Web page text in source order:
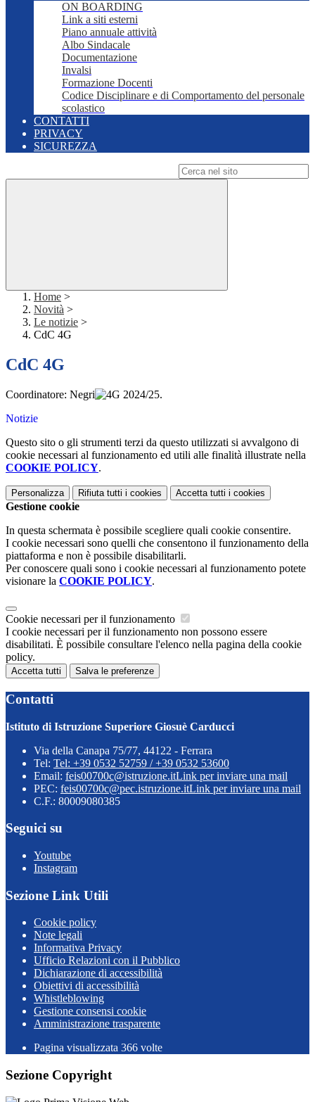
ON BOARDING
Link a siti esterni
Piano annuale attività
Albo Sindacale
Documentazione
Invalsi
Formazione Docenti
Codice Disciplinare e di Comportamento del personale
scolastico
CONTATTI
PRIVACY
SICUREZZA
Home >
Novità >
Le notizie >
CdC 4G
CdC 4G
Coordinatore: Negri
.
Notizie
Questo sito o gli strumenti terzi da questo utilizzati si avvalgono di
cookie necessari al funzionamento ed utili alle finalità illustrate nella
COOKIE POLICY.
Personalizza Rifiuta tutti i cookies Accetta tutti i cookies
Gestione cookie
In questa schermata è possibile scegliere quali cookie consentire.
I cookie necessari sono quelli che consentono il funzionamento della
piattaforma e non è possibile disabilitarli.
Per conoscere quali sono i cookie necessari al funzionamento potete
visionare la COOKIE POLICY.
Cookie necessari per il funzionamento
I cookie necessari per il funzionamento non possono essere
disabilitati. È possibile consultare l'elenco nella pagina della cookie
policy.
Accetta tutti Salva le preferenze
Contatti
Istituto di Istruzione Superiore Giosuè Carducci
Via della Canapa 75/77, 44122 - Ferrara
Tel: Tel: +39 0532 52759 / +39 0532 53600
Email: feis00700c@istruzione.itLink per inviare una mail
PEC: feis00700c@pec.istruzione.itLink per inviare una mail
C.F.: 80009080385
Seguici su
Youtube
Instagram
Sezione Link Utili
Cookie policy
Note legali
Informativa Privacy
Ufficio Relazioni con il Pubblico
Dichiarazione di accessibilità
Obiettivi di accessibilità
Whistleblowing
Gestione consensi cookie
Amministrazione trasparente
Pagina visualizzata 366 volte
Sezione Copyright